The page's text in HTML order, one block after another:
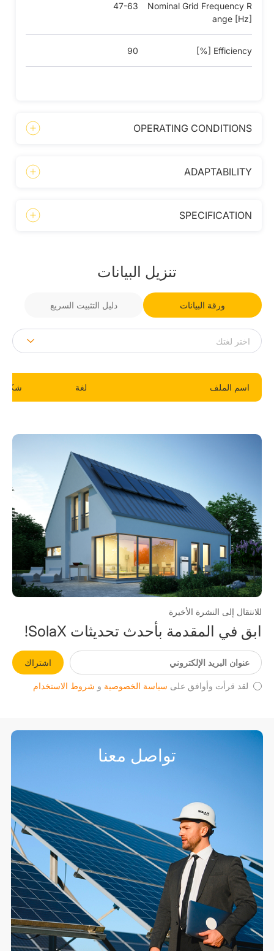
Nominal Grid Frequency R
ange [Hz]
47-63
Efficiency [%]
90
OPERATING CONDITIONS
ADAPTABILITY
SPECIFICATION
تنزيل البيانات
ورقة البيانات دليل التثبيت السريع
اسم الملف لغة شكل
للانتقال إلى النشرة الأخيرة
ابق في المقدمة بأحدث تحديثات SolaX!
اشتراك
لقد قرأت وأوافق على سياسة الخصوصية و شروط الاستخدام
تواصل معنا